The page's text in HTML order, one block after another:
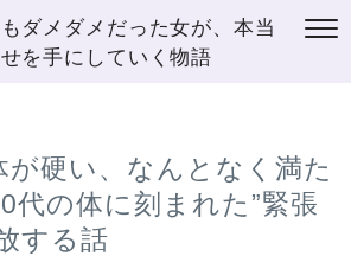
ダメダメだった女が、本当
を手にしていく物語
が硬い、なんとなく満た
代の体に刻まれた”緊張
する話